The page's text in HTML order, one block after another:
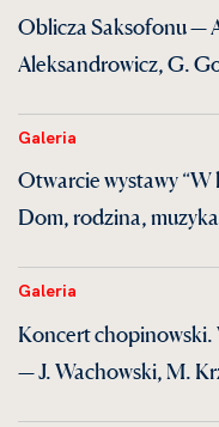
Oblicza Saksofonu —
Aleksandrowicz, G.
Galeria
Otwarcie wystawy
Dom, rodzina,
Galeria
Koncert chopinowski.
— J. Wachowski, M.